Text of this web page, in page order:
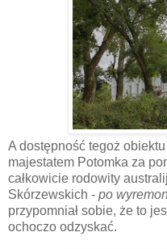
A dostępność tegoż
majestatem Potomka za
całkowicie rodowity
Skórzewskich - po
przypomniał sobie, że to
ochoczo odzyskać.